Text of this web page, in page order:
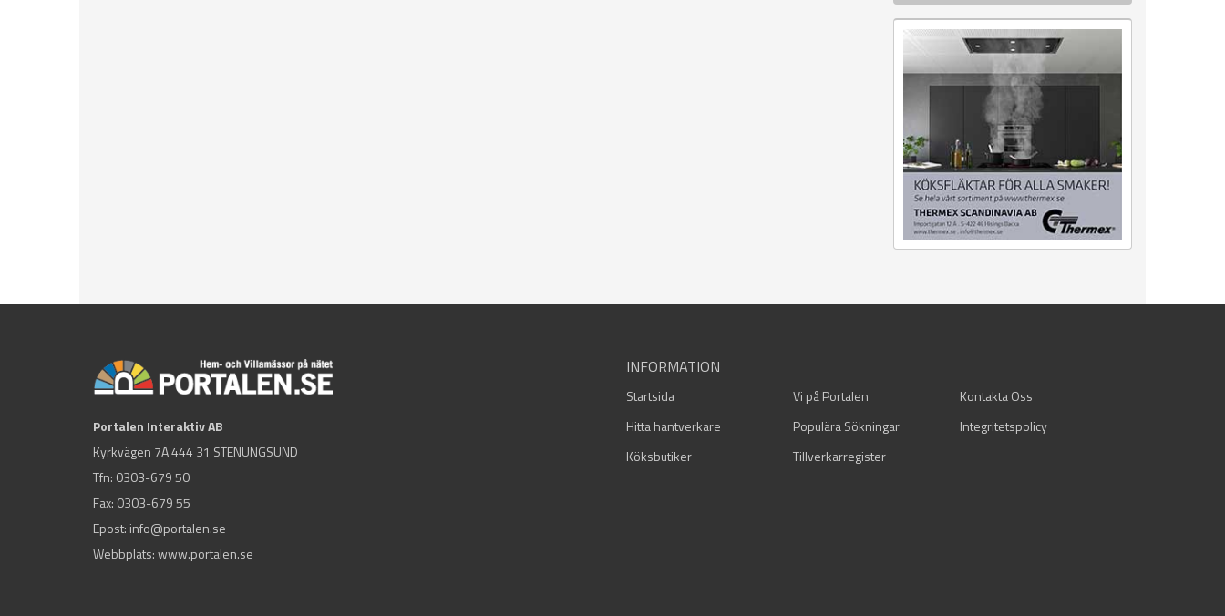
Portalen Interaktiv AB
Kyrkvägen 7A 444 31 STENUNGSUND
Tfn: 0303-679 50
Fax: 0303-679 55
Epost: info@portalen.se
Webbplats: www.portalen.se
INFORMATION
Startsida Vi på Portalen
Kontakta Oss
Hitta hantverkare
Populära Sökningar
Integritetspolicy
Köksbutiker
Tillverkarregister